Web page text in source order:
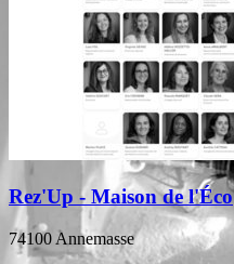
Rez'Up - Maison de l'Éco
74100 Annemasse